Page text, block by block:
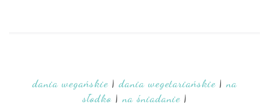
dania wegańskie|dania wegetariańskie| na
słodko| na śniadanie|